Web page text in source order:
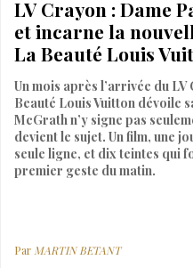
LV Crayon : Dame
et incarne la
La Beauté Louis
Un mois après l’arrivée du
Beauté Louis Vuitton dévoile
McGrath n’y signe pas
devient le sujet. Un film, une
seule ligne, et dix teintes qui
premier geste du matin.
ParMARTIN BETANT